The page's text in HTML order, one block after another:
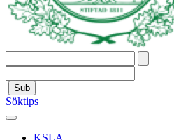
Sub
Söktips
KSLA